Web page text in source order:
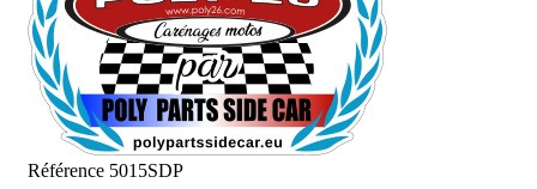
Référence 5015SDP